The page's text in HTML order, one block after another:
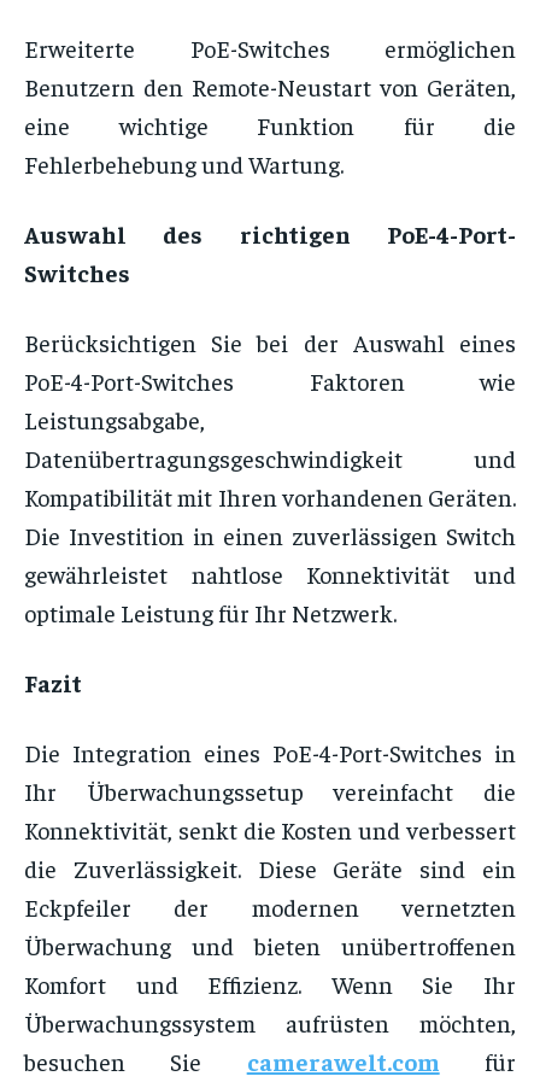
Erweiterte PoE-Switches ermöglichen
Benutzern den Remote-Neustart von Geräten,
eine wichtige Funktion für die
Fehlerbehebung und Wartung.
Auswahl des richtigen PoE-4-Port-
Switches
Berücksichtigen Sie bei der Auswahl eines
PoE-4-Port-Switches Faktoren wie
Leistungsabgabe,
Datenübertragungsgeschwindigkeit und
Kompatibilität mit Ihren vorhandenen Geräten.
Die Investition in einen zuverlässigen Switch
gewährleistet nahtlose Konnektivität und
optimale Leistung für Ihr Netzwerk.
Fazit
Die Integration eines PoE-4-Port-Switches in
Ihr Überwachungssetup vereinfacht die
Konnektivität, senkt die Kosten und verbessert
die Zuverlässigkeit. Diese Geräte sind ein
Eckpfeiler der modernen vernetzten
Überwachung und bieten unübertroffenen
Komfort und Effizienz. Wenn Sie Ihr
Überwachungssystem aufrüsten möchten,
besuchen Sie camerawelt.com für